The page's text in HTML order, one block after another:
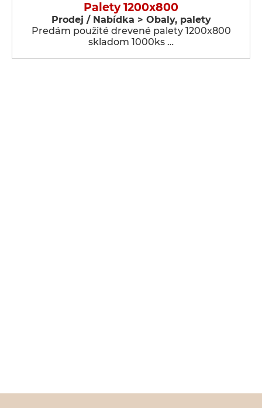
Palety 1200x800
Prodej / Nabídka > Obaly, palety
Predám použité drevené palety 1200x800
skladom 1000ks …